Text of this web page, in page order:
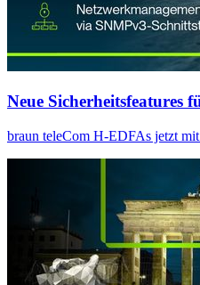
Neue Sicherheitsfeatures
braun teleCom H-EDFAs jetzt